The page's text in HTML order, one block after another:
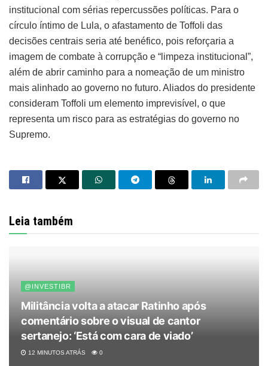
institucional com sérias repercussões políticas. Para o
círculo íntimo de Lula, o afastamento de Toffoli das
decisões centrais seria até benéfico, pois reforçaria a
imagem de combate à corrupção e “limpeza institucional”,
além de abrir caminho para a nomeação de um ministro
mais alinhado ao governo no futuro. Aliados do presidente
consideram Toffoli um elemento imprevisível, o que
representa um risco para as estratégias do governo no
Supremo.
Leia também
@INVESTIBR
Militância volta a atacar Ratinho após
comentário sobre o visual de cantor
sertanejo: ‘Está com cara de viado’
12 MINUTOS ATRÁS 0